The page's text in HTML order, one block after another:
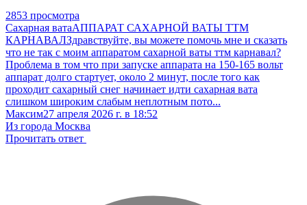
2853 просмотра
Сахарная ватаАППАРАТ САХАРНОЙ ВАТЫ ТТМ
КАРНАВАЛЗдравствуйте, вы можете помочь мне и сказать
что не так с моим аппаратом сахарной ваты ттм карнавал?
Проблема в том что при запуске аппарата на 150-165 вольт
аппарат долго стартует, около 2 минут, после того как
проходит сахарный снег начинает идти сахарная вата
слишком широким слабым неплотным пото...
Максим27 апреля 2026 г. в 18:52
Из города Москва
Прочитать ответ